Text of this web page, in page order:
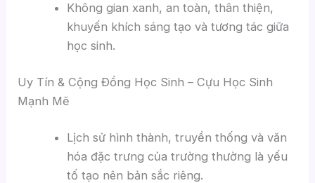
Không gian xanh, an toàn, thân thiện,
khuyến khích sáng tạo và tương tác giữa
học sinh.
Uy Tín & Cộng Đồng Học Sinh – Cựu Học Sinh
Mạnh Mẽ
Lịch sử hình thành, truyền thống và văn
hóa đặc trưng của trường thường là yếu
tố tạo nên bản sắc riêng.